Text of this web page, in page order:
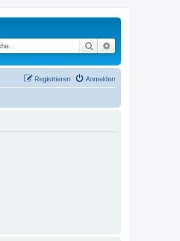
Suche
Anmelden
Registrieren